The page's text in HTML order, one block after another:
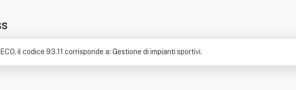
il codice 93.11 corrisponde a: Gestione di impianti sportivi.